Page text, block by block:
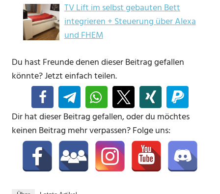
TV Lift im selbst gebauten Bett
integrieren + Steuerung über Alexa
und FHEM
Du hast Freunde denen dieser Beitrag gefallen
könnte? Jetzt einfach teilen.
Dir hat dieser Beitrag gefallen, oder du möchtes
keinen Beitrag mehr verpassen? Folge uns: